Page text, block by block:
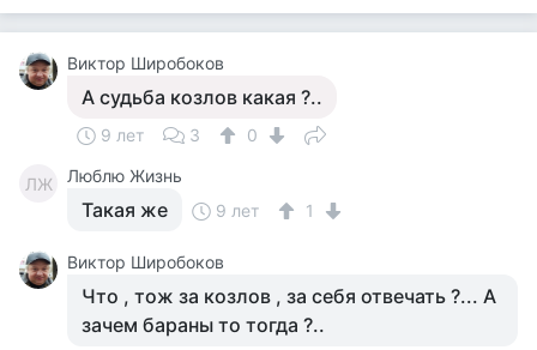
Виктор Широбоков
А судьба козлов какая ?..
9 лет 3 0
ЛЖ Люблю Жизнь
Такая же 9 лет 1
Виктор Широбоков
Что , тож за козлов , за себя отвечать ?... А
зачем бараны то тогда ?..